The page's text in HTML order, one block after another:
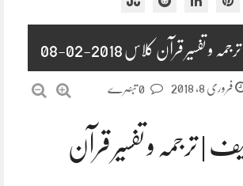
و تفسیر قرآن کلاس 2018-02-08
فروری 8, 2018
| ترجمہ و تفسیر قرآن